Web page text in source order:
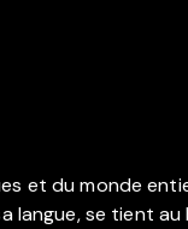
du monde
se tient